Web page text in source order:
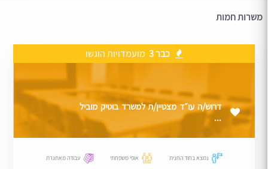
משרות חמות
כבר 3 מועמדויות הוגשו
דרוש/ה עו״ד מצטיין/ת למשרד בוטיק מוביל
...
נמצא בחוד החנית אופי משפחתי עבודה מאתגרת